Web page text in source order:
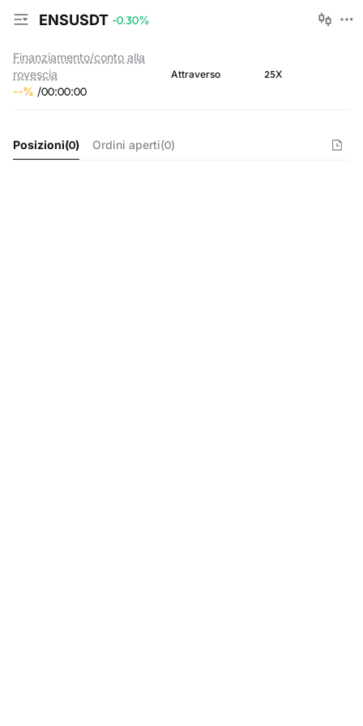
ENSUSDT -0.30%
Finanziamento/conto alla
rovescia
--% /00:00:00
Attraverso 25X
Posizioni(0) Ordini aperti(0)